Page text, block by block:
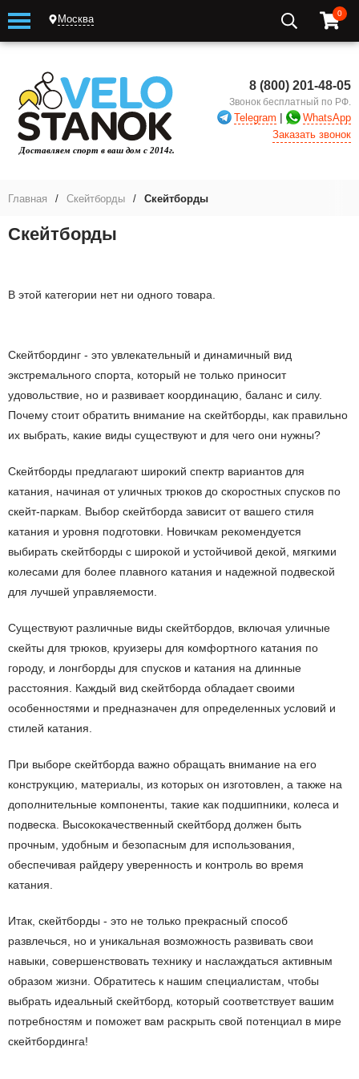
Москва 0
8 (800) 201-48-05
Звонок бесплатный по РФ.
Telegram |
WhatsApp
Заказать звонок
Главная / Скейтборды / Скейтборды
Скейтборды
В этой категории нет ни одного товара.
Скейтбординг - это увлекательный и динамичный вид
экстремального спорта, который не только приносит
удовольствие, но и развивает координацию, баланс и силу.
Почему стоит обратить внимание на скейтборды, как правильно
их выбрать, какие виды существуют и для чего они нужны?
Скейтборды предлагают широкий спектр вариантов для
катания, начиная от уличных трюков до скоростных спусков по
скейт-паркам. Выбор скейтборда зависит от вашего стиля
катания и уровня подготовки. Новичкам рекомендуется
выбирать скейтборды с широкой и устойчивой декой, мягкими
колесами для более плавного катания и надежной подвеской
для лучшей управляемости.
Существуют различные виды скейтбордов, включая уличные
скейты для трюков, круизеры для комфортного катания по
городу, и лонгборды для спусков и катания на длинные
расстояния. Каждый вид скейтборда обладает своими
особенностями и предназначен для определенных условий и
стилей катания.
При выборе скейтборда важно обращать внимание на его
конструкцию, материалы, из которых он изготовлен, а также на
дополнительные компоненты, такие как подшипники, колеса и
подвеска. Высококачественный скейтборд должен быть
прочным, удобным и безопасным для использования,
обеспечивая райдеру уверенность и контроль во время
катания.
Итак, скейтборды - это не только прекрасный способ
развлечься, но и уникальная возможность развивать свои
навыки, совершенствовать технику и наслаждаться активным
образом жизни. Обратитесь к нашим специалистам, чтобы
выбрать идеальный скейтборд, который соответствует вашим
потребностям и поможет вам раскрыть свой потенциал в мире
скейтбординга!